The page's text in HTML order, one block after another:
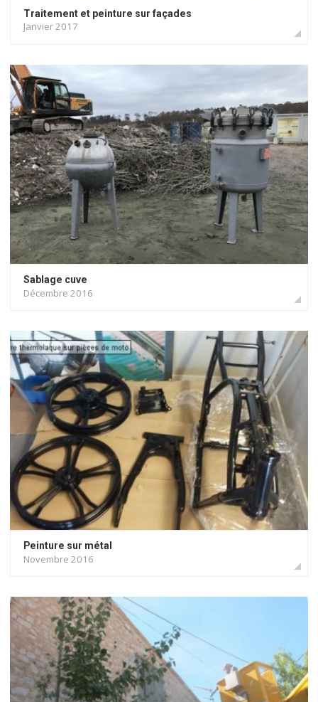
Traitement et peinture sur façades
Janvier 2017
Sablage cuve
Décembre 2016
Peinture sur métal
Novembre 2016